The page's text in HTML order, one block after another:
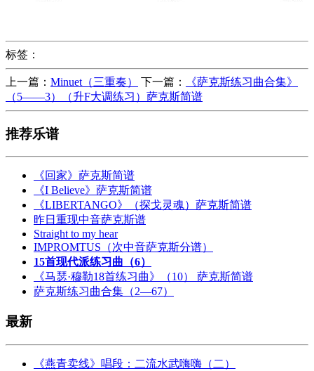
标签：
上一篇： Minuet（三重奏） 下一篇：
《萨克斯练习曲合集》
（5——3）（升F大调练习）萨克斯简谱
推荐乐谱
《回家》萨克斯简谱
《I Believe》萨克斯简谱
《LIBERTANGO》（探戈灵魂）萨克斯简谱
昨日重现中音萨克斯谱
Straight to my hear
IMPROMTUS（次中音萨克斯分谱）
15首现代派练习曲（6）
《马瑟·穆勒18首练习曲》（10） 萨克斯简谱
萨克斯练习曲合集（2—67）
最新
《燕青卖线》唱段：二流水武嗨嗨（二）